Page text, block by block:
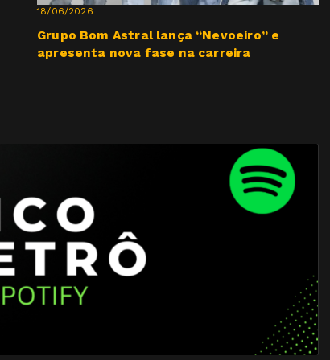
18/06/2026
Grupo Bom Astral lança “Nevoeiro” e
apresenta nova fase na carreira